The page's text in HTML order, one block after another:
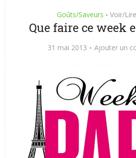
Goûts/Saveurs • Voir/
Que faire ce week
31 mai 2013 Ajouter un